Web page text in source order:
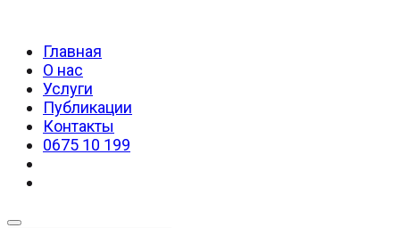
Главная
О нас
Услуги
Публикации
Контакты
0675 10 199